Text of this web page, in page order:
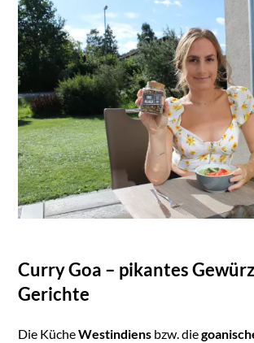
Curry Goa – pikantes
Gerichte
Die KücheWestindiens bzw. die